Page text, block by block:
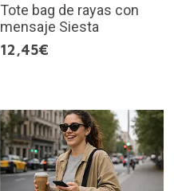
Tote bag de rayas con
mensaje Siesta
12,45€